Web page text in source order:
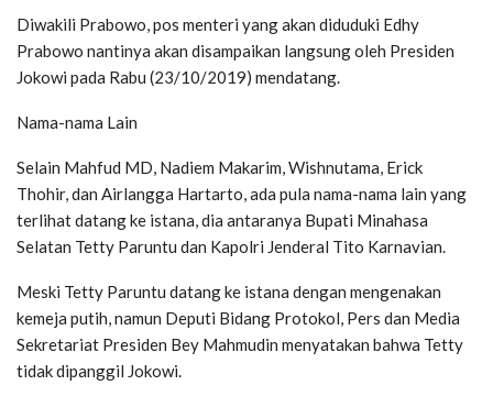
Diwakili Prabowo, pos menteri yang akan diduduki Edhy
Prabowo nantinya akan disampaikan langsung oleh Presiden
Jokowi pada Rabu (23/10/2019) mendatang.
Nama-nama Lain
Selain Mahfud MD, Nadiem Makarim, Wishnutama, Erick
Thohir, dan Airlangga Hartarto, ada pula nama-nama lain yang
terlihat datang ke istana, dia antaranya Bupati Minahasa
Selatan Tetty Paruntu dan Kapolri Jenderal Tito Karnavian.
Meski Tetty Paruntu datang ke istana dengan mengenakan
kemeja putih, namun Deputi Bidang Protokol, Pers dan Media
Sekretariat Presiden Bey Mahmudin menyatakan bahwa Tetty
tidak dipanggil Jokowi.